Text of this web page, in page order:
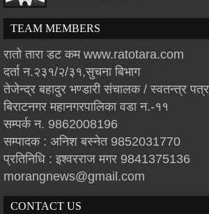
TEAM MEMBERS
रातो तारा डट कम www.ratotara.com
दर्ता न.२३१/२/३१,सुचना बिभाग
तेजेन्द्र बहादुर भण्डारी संचालक / स्वतन्त्र
बिराटनगर महानगरपालिका वडा न.-११
सम्पर्क न. 9862008196
सम्पादक : अनिश बस्नेत 9852031770
प्रतिनिधि : इश्वरराज मगर 9841375136
morangnews@gmail.com
CONTACT US